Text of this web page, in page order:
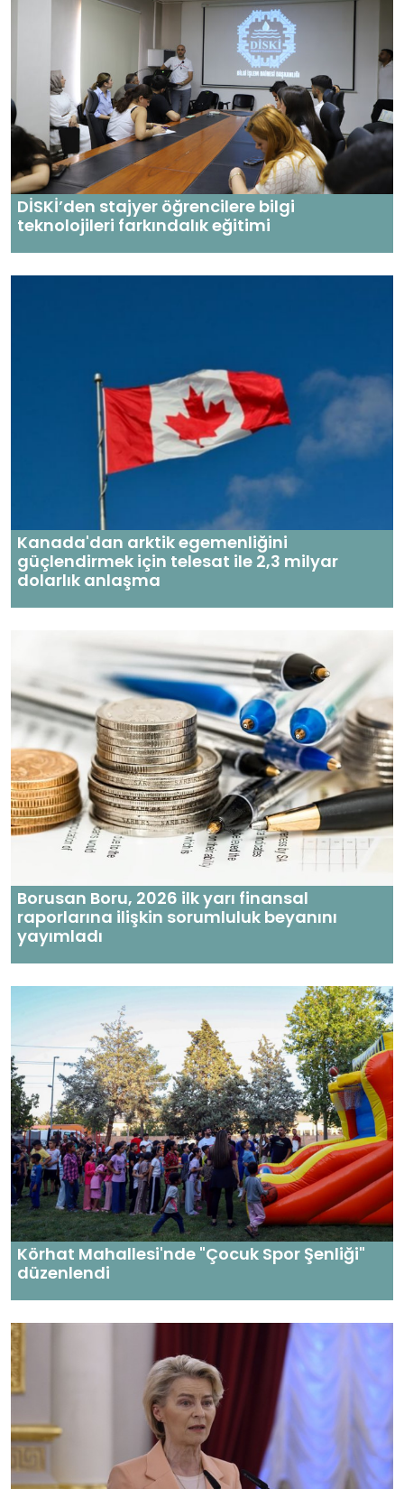
DİSKİ’den stajyer öğrencilere bilgi
teknolojileri farkındalık eğitimi
Kanada'dan arktik egemenliğini
güçlendirmek için telesat ile 2,3 milyar
dolarlık anlaşma
Borusan Boru, 2026 ilk yarı finansal
raporlarına ilişkin sorumluluk beyanını
yayımladı
Körhat Mahallesi'nde "Çocuk Spor Şenliği"
düzenlendi